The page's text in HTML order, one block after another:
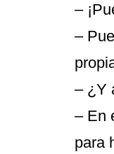
–
–
– ¿Y
– En
para